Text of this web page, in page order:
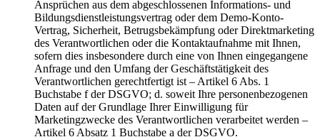
Ansprüchen aus dem abgeschlossenen Informations- und
Bildungsdienstleistungsvertrag oder dem Demo-Konto-
Vertrag, Sicherheit, Betrugsbekämpfung oder Direktmarketing
des Verantwortlichen oder die Kontaktaufnahme mit Ihnen,
sofern dies insbesondere durch eine von Ihnen eingegangene
Anfrage und den Umfang der Geschäftstätigkeit des
Verantwortlichen gerechtfertigt ist – Artikel 6 Abs. 1
Buchstabe f der DSGVO; d. soweit Ihre personenbezogenen
Daten auf der Grundlage Ihrer Einwilligung für
Marketingzwecke des Verantwortlichen verarbeitet werden –
Artikel 6 Absatz 1 Buchstabe a der DSGVO.